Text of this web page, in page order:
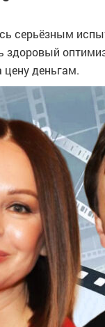
серьёзным
здоровый
цену деньгам.